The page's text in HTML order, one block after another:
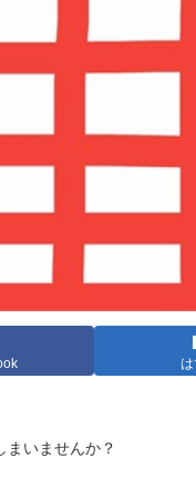
まいませんか？